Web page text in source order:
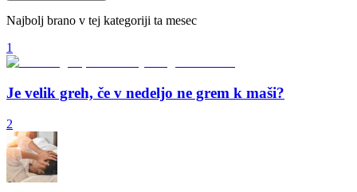
Najbolj brano v tej kategoriji ta mesec
1
Je velik greh, če v nedeljo ne grem k maši?
2